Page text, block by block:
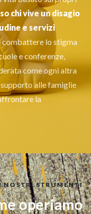
chi vive un disagio
e servizi
combattere lo stigma
e conferenze,
come ogni altra
alle famiglie
la
NOSTRI STRUMENTI
operiamo